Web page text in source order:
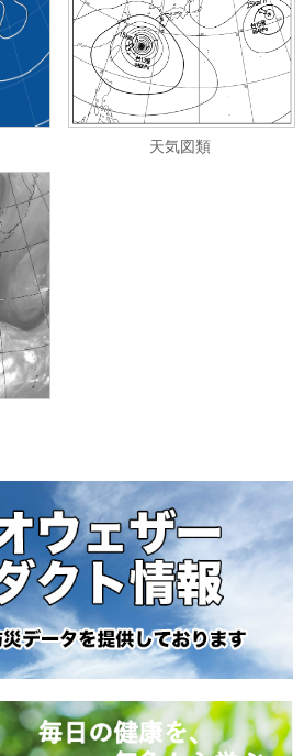
天気図類